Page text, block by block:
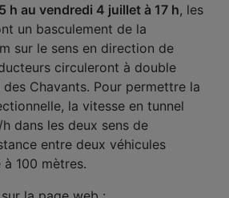
h au vendredi 4 juillet à 17 h, les
un basculement de la
sur le sens en direction de
circuleront à double
des Chavants. Pour permettre la
la vitesse en tunnel
dans les deux sens de
entre deux véhicules
100 mètres.